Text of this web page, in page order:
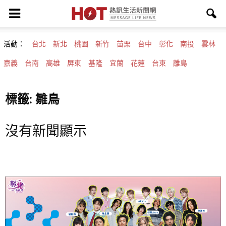
活動： 台北 新北 桃園 新竹 苗栗 台中 彰化 南投 雲林
嘉義 台南 高雄 屏東 基隆 宜蘭 花蓮 台東 離島
標籤: 雛鳥
沒有新聞顯示